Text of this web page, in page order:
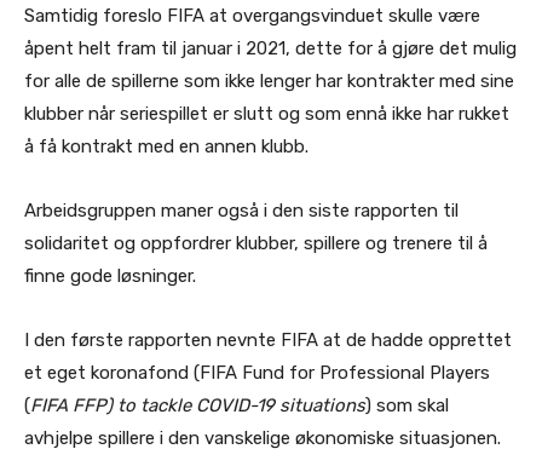
Samtidig foreslo FIFA at overgangsvinduet skulle være
åpent helt fram til januar i 2021, dette for å gjøre det mulig
for alle de spillerne som ikke lenger har kontrakter med sine
klubber når seriespillet er slutt og som ennå ikke har rukket
å få kontrakt med en annen klubb.
Arbeidsgruppen maner også i den siste rapporten til
solidaritet og oppfordrer klubber, spillere og trenere til å
finne gode løsninger.
I den første rapporten nevnte FIFA at de hadde opprettet
et eget koronafond (FIFA Fund for Professional Players
(FIFA FFP) to tackle COVID-19 situations) som skal
avhjelpe spillere i den vanskelige økonomiske situasjonen.